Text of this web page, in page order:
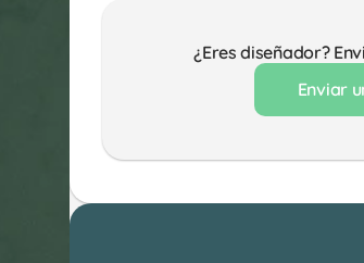
¿Eres diseñador?
Enviar